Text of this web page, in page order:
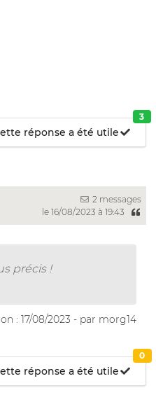
réponse a été utile
3
2 messages
le 16/08/2023 à 19:43
précis !
: 17/08/2023 - par morg14
réponse a été utile
0